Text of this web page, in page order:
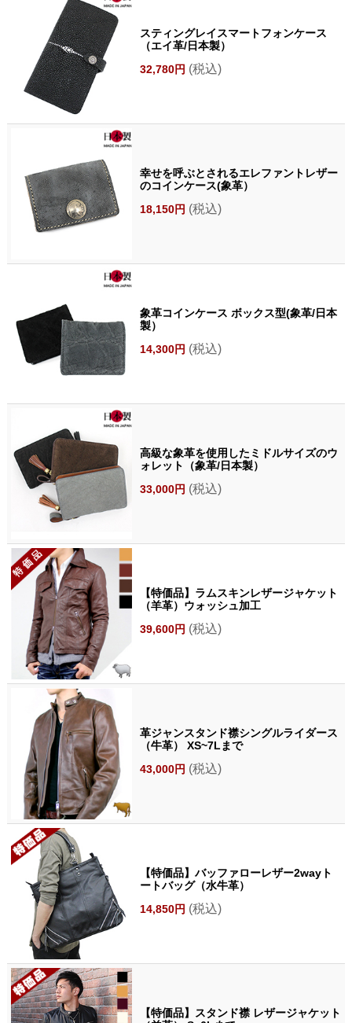
スティングレイスマートフォンケース
（エイ革/日本製）
32,780円 (税込)
幸せを呼ぶとされるエレファントレザー
のコインケース(象革）
18,150円 (税込)
象革コインケース ボックス型(象革/日本
製）
14,300円 (税込)
高級な象革を使用したミドルサイズのウ
ォレット（象革/日本製）
33,000円 (税込)
【特価品】ラムスキンレザージャケット
（羊革）ウォッシュ加工
39,600円 (税込)
革ジャンスタンド襟シングルライダース
（牛革） XS~7Lまで
43,000円 (税込)
【特価品】バッファローレザー2wayト
ートバッグ（水牛革）
14,850円 (税込)
【特価品】スタンド襟 レザージャケット